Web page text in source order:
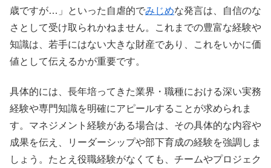
歳ですが…」といった自虐的でみじめな発言は、自信のな
さとして受け取られかねません。これまでの豊富な経験や
知識は、若手にはない大きな財産であり、これをいかに価
値として伝えるかが重要です。
具体的には、長年培ってきた業界・職種における深い実務
経験や専門知識を明確にアピールすることが求められま
す。マネジメント経験がある場合は、その具体的な内容や
成果を伝え、リーダーシップや部下育成の経験を強調しま
しょう。たとえ役職経験がなくても、チームやプロジェク